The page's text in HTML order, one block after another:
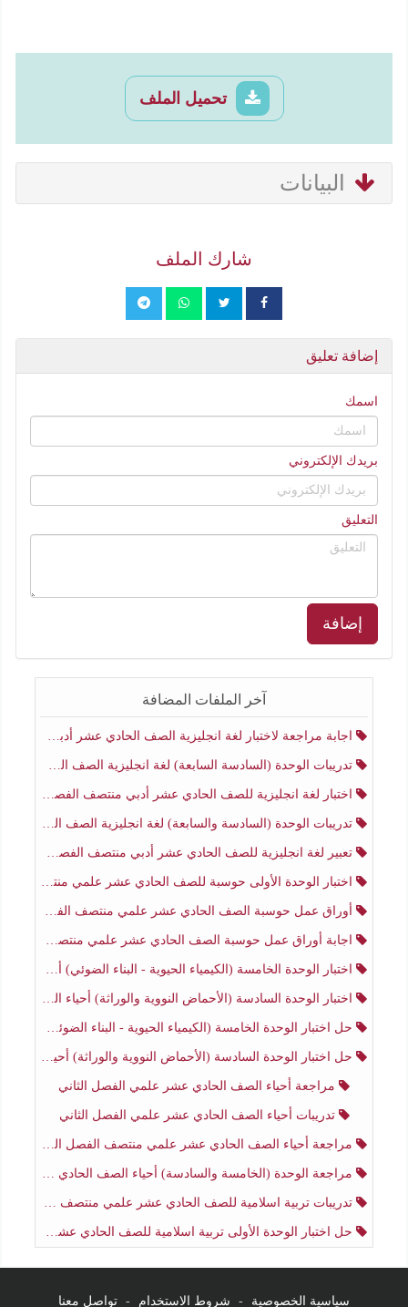
تحميل الملف
البيانات
شارك الملف
إضافة تعليق
اسمك
بريدك الإلكتروني
التعليق
إضافة
آخر الملفات المضافة
اجابة مراجعة لاختبار لغة انجليزية الصف الحادي عشر أدبي منتصف الفصل الثاني
تدريبات الوحدة (السادسة السابعة) لغة انجليزية الصف الحادي عشر أدبي منتصف الفصل الثاني
اختبار لغة انجليزية للصف الحادي عشر أدبي منتصف الفصل الثاني
تدريبات الوحدة (السادسة والسابعة) لغة انجليزية الصف الحادي عشر أدبي الفصل الثاني
تعبير لغة انجليزية للصف الحادي عشر أدبي منتصف الفصل الثاني
اختبار الوحدة الأولى حوسبة للصف الحادي عشر علمي منتصف الفصل الثاني
أوراق عمل حوسبة الصف الحادي عشر علمي منتصف الفصل الثاني
اجابة أوراق عمل حوسبة الصف الحادي عشر علمي منتصف الفصل الثاني
اختبار الوحدة الخامسة (الكيمياء الحيوية - البناء الضوئي) أحياء الصف الحادي عشر علمي الفصل الثاني
اختبار الوحدة السادسة (الأحماض النووية والوراثة) أحياء الصف الحادي عشر علمي منتصف الفصل الثاني
حل اختبار الوحدة الخامسة (الكيمياء الحيوية - البناء الضوئي) أحياء الصف الحادي عشر علمي الفصل الثاني
حل اختبار الوحدة السادسة (الأحماض النووية والوراثة) أحياء الصف الحادي عشر علمي منتصف الفصل الثاني
مراجعة أحياء الصف الحادي عشر علمي الفصل الثاني
تدريبات أحياء الصف الحادي عشر علمي الفصل الثاني
مراجعة أحياء الصف الحادي عشر علمي منتصف الفصل الثاني
مراجعة الوحدة (الخامسة والسادسة) أحياء الصف الحادي عشر علمي منتصف الفصل الثاني
تدريبات تربية اسلامية للصف الحادي عشر علمي منتصف الفصل الثاني
حل اختبار الوحدة الأولى تربية اسلامية للصف الحادي عشر علمي منتصف الفصل الثاني
سياسية الخصوصية - شروط الاستخدام - تواصل معنا